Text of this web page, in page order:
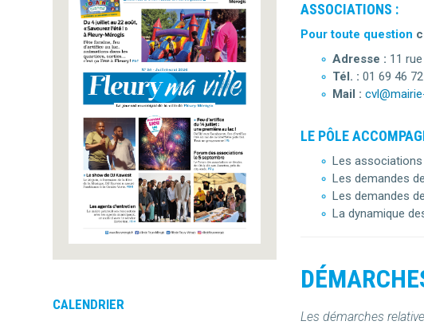
ASSOCIATIONS :
Pour toute question
Adresse : 11
Tél. : 01 69 46
Mail :
LE PÔLE
Les
Les demandes
Les demandes
La dynamique
Les démarches
CALENDRIER